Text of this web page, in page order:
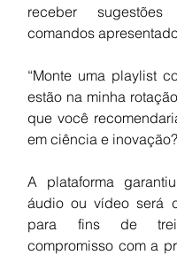
receber
comandos
“Monte uma playlist
estão na minha
que você
em ciência e
A plataforma
áudio ou vídeo será
para fins de
compromisso com a